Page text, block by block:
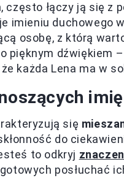
łączy ją się z
imieniu duchowego
osobę, z którą
pięknym dźwiękiem
każda Lena ma w
się
do
to odkryj
posłuchać